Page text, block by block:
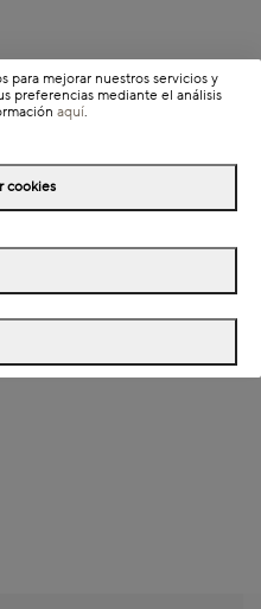
para mejorar nuestros servicios y
preferencias mediante el análisis
aquí.
cookies